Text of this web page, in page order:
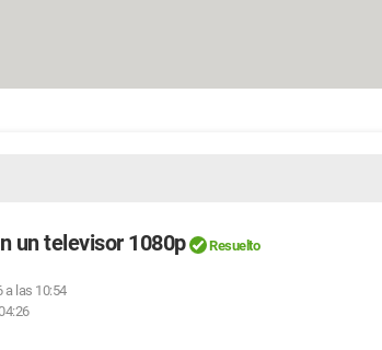
un televisor 1080p Resuelto
a las 10:54